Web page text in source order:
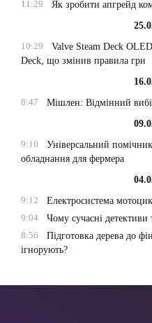
11:29
Як зробити апгрейд
10:29
Valve Steam Deck
Deck, що змінив правила гри
8:47
Мішлен: Відмінний
9:10
Універсальний
обладнання для фермера
9:12
Електросистема
9:04
Чому сучасні детективи
8:56
Підготовка дерева до
ігнорують?